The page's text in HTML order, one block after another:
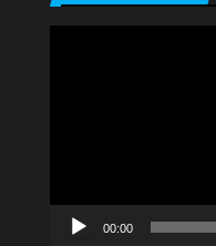
00:00